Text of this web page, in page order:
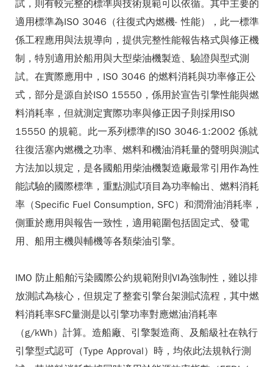
試，則有較完整的標準與技術規範可以依循。其中主要的
適用標準為ISO 3046（往復式內燃機- 性能），此一標準
係工程應用與法規導向，提供完整性能報告格式與修正機
制，特別適用於船用與大型柴油機製造、驗證與型式測
試。在實際應用中，ISO 3046 的燃料消耗與功率修正公
式，部分是源自於ISO 15550，係用於宣告引擎性能與燃
料消耗率，但就測定實際功率與修正因子則採用ISO
15550 的規範。此一系列標準的ISO 3046-1:2002 係就
往復活塞內燃機之功率、燃料和機油消耗量的聲明與測試
方法加以規定，是各國船用柴油機製造廠最常引用作為性
能試驗的國際標準，重點測試項目為功率輸出、燃料消耗
率（Specific Fuel Consumption, SFC）和潤滑油消耗率，
側重於應用與報告一致性，適用範圍包括固定式、發電
用、船用主機與輔機等各類柴油引擎。
IMO 防止船舶污染國際公約規範附則VI為強制性，雖以排
放測試為核心，但規定了整套引擎台架測試流程，其中燃
料消耗率SFC量測是以引擎功率對應燃油消耗率
（g/kWh）計算。造船廠、引擎製造商、及船級社在執行
引擎型式認可（Type Approval）時，均依此法規執行測